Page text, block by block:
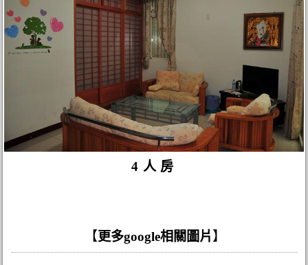
4人房
【更多google相關圖片 】